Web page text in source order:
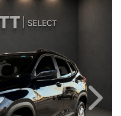
Next